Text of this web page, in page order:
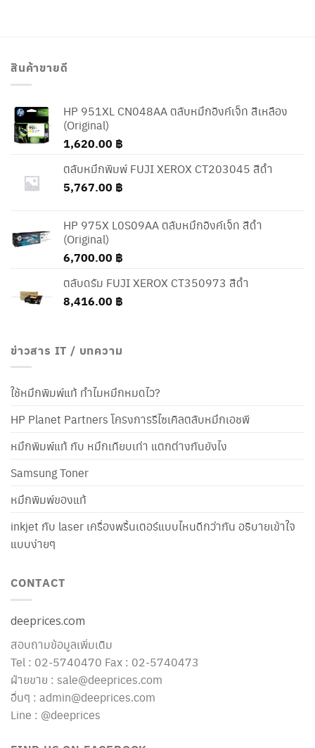
สินค้าขายดี
HP 951XL CN048AA ตลับหมึกอิงค์เจ็ท สีเหลือง
(Original)
1,620.00 ฿
ตลับหมึกพิมพ์ FUJI XEROX CT203045 สีดำ
5,767.00 ฿
HP 975X L0S09AA ตลับหมึกอิงค์เจ็ท สีดำ
(Original)
6,700.00 ฿
ตลับดรัม FUJI XEROX CT350973 สีดำ
8,416.00 ฿
ข่าวสาร IT / บทความ
ใช้หมึกพิมพ์แท้ ทำไมหมึกหมดไว?
HP Planet Partners โครงการรีไซเคิลตลับหมึกเอชพี
หมึกพิมพ์แท้ กับ หมึกเทียบเท่า แตกต่างกันยังไง
Samsung Toner
หมึกพิมพ์ของแท้
inkjet กับ laser เครื่องพริ้นเตอร์แบบไหนดีกว่ากัน อธิบายเข้าใจ
แบบง่ายๆ
CONTACT
deeprices.com
สอบถามข้อมูลเพิ่มเติม
Tel : 02-5740470 Fax : 02-5740473
ฝ่ายขาย : sale@deeprices.com
อื่นๆ : admin@deeprices.com
Line : @deeprices